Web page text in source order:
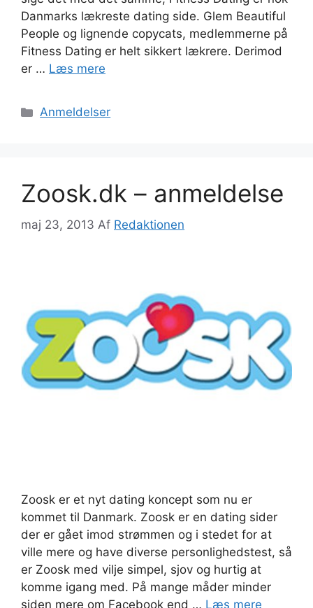
Danmarks lækreste dating side. Glem Beautiful
People og lignende copycats, medlemmerne på
Fitness Dating er helt sikkert lækrere. Derimod
er … Læs mere
Kategorier
Anmeldelser
Zoosk.dk – anmeldelse
maj 23, 2013 Af Redaktionen
Zoosk er et nyt dating koncept som nu er
kommet til Danmark. Zoosk er en dating sider
der er gået imod strømmen og i stedet for at
ville mere og have diverse personlighedstest, så
er Zoosk med vilje simpel, sjov og hurtig at
komme igang med. På mange måder minder
siden mere om Facebook end … Læs mere